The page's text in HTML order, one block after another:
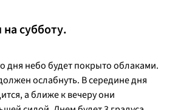
субботу.
дня небо будет покрыто облаками.
ослабнуть. В середине дня
а ближе к вечеру они